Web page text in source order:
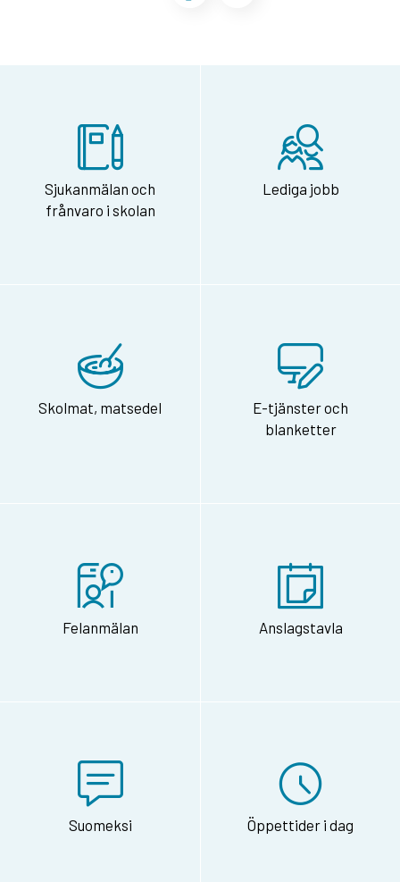
Sjukanmälan och
frånvaro i skolan
Lediga jobb
Skolmat, matsedel
E-tjänster och
blanketter
Felanmälan Anslagstavla
Suomeksi Öppettider i dag